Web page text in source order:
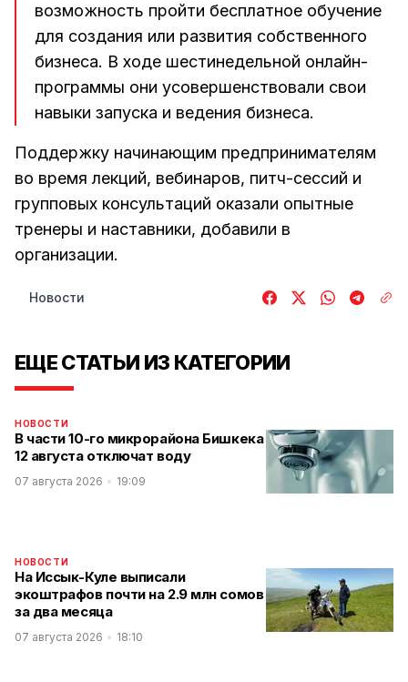
возможность пройти бесплатное обучение
для создания или развития собственного
бизнеса. В ходе шестинедельной онлайн-
программы они усовершенствовали свои
навыки запуска и ведения бизнеса.
Поддержку начинающим предпринимателям
во время лекций, вебинаров, питч-сессий и
групповых консультаций оказали опытные
тренеры и наставники, добавили в
организации.
Новости
ЕЩЕ СТАТЬИ ИЗ КАТЕГОРИИ
НОВОСТИ
В части 10-го микрорайона Бишкека
12 августа отключат воду
07 августа 2026 19:09
НОВОСТИ
На Иссык-Куле выписали
экоштрафов почти на 2.9 млн сомов
за два месяца
07 августа 2026 18:10